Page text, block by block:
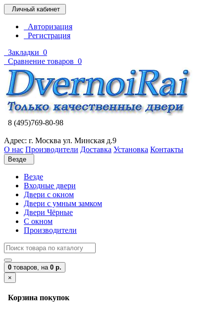
Личный кабинет
Авторизация
Регистрация
Закладки 0
Сравнение товаров 0
8 (495)769-80-98
Адрес: г. Москва ул. Минская д.9
О нас Производители Доставка Установка Контакты
Везде
Везде
Входные двери
Двери с окном
Двери с умным замком
Двери Чёрные
C окном
Производители
0 товаров, на 0 р.
×
Корзина покупок